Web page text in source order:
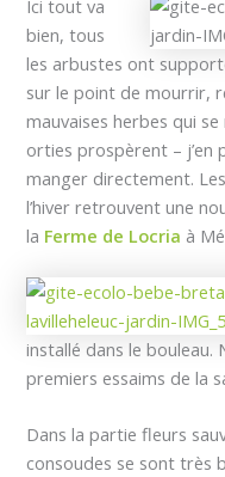
Ici tout va
bien, tous
les arbustes ont
sur le point de mourrir,
mauvaises herbes qui
orties prospèrent – j’en
manger directement.
l’hiver retrouvent une
la Ferme de Locria à
installé dans le
premiers essaims de la
Dans la partie fleurs
consoudes se sont très